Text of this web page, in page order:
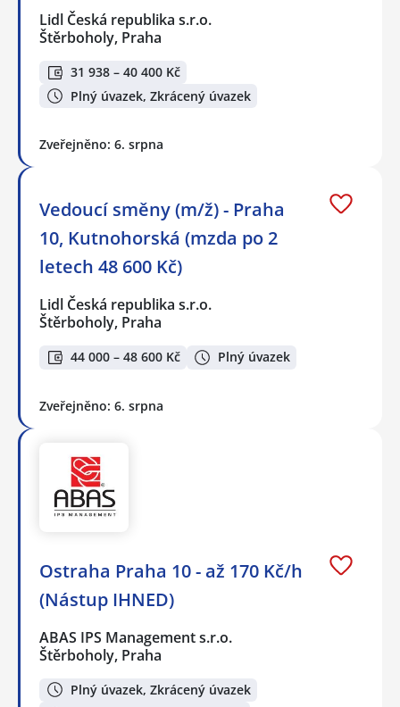
Lidl Česká republika s.r.o.
Štěrboholy, Praha
31 938 – 40 400 Kč
Plný úvazek, Zkrácený úvazek
Zveřejněno: 6. srpna
Vedoucí směny (m/ž) - Praha
10, Kutnohorská (mzda po 2
letech 48 600 Kč)
Lidl Česká republika s.r.o.
Štěrboholy, Praha
44 000 – 48 600 Kč Plný úvazek
Zveřejněno: 6. srpna
Ostraha Praha 10 - až 170 Kč/h
(Nástup IHNED)
ABAS IPS Management s.r.o.
Štěrboholy, Praha
Plný úvazek, Zkrácený úvazek